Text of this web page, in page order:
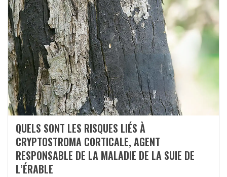
QUELS SONT LES RISQUES LIÉS À
CRYPTOSTROMA CORTICALE, AGENT
RESPONSABLE DE LA MALADIE DE LA SUIE DE
L’ÉRABLE